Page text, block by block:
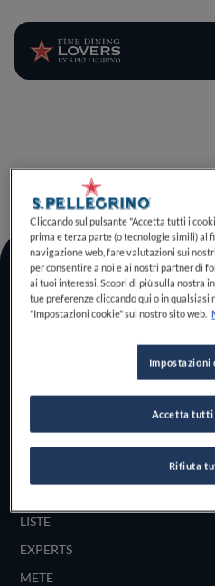
TORNA A INIZIO
Home
Log In
Scopri
foodie
LISTE
EXPERTS
METE
Cliccando sul pulsante "Accetta tutti i
prima e terza parte (o tecnologie simili) al
navigazione web, fare valutazioni sui
per consentire a noi e ai nostri partner di
ai tuoi interessi. Scopri di più sulla nostra
tue preferenze cliccando qui o in qualsiasi
"Impostazioni cookie" sul nostro sito web.
Impostazioni
Rifiuta
Accetta tutti